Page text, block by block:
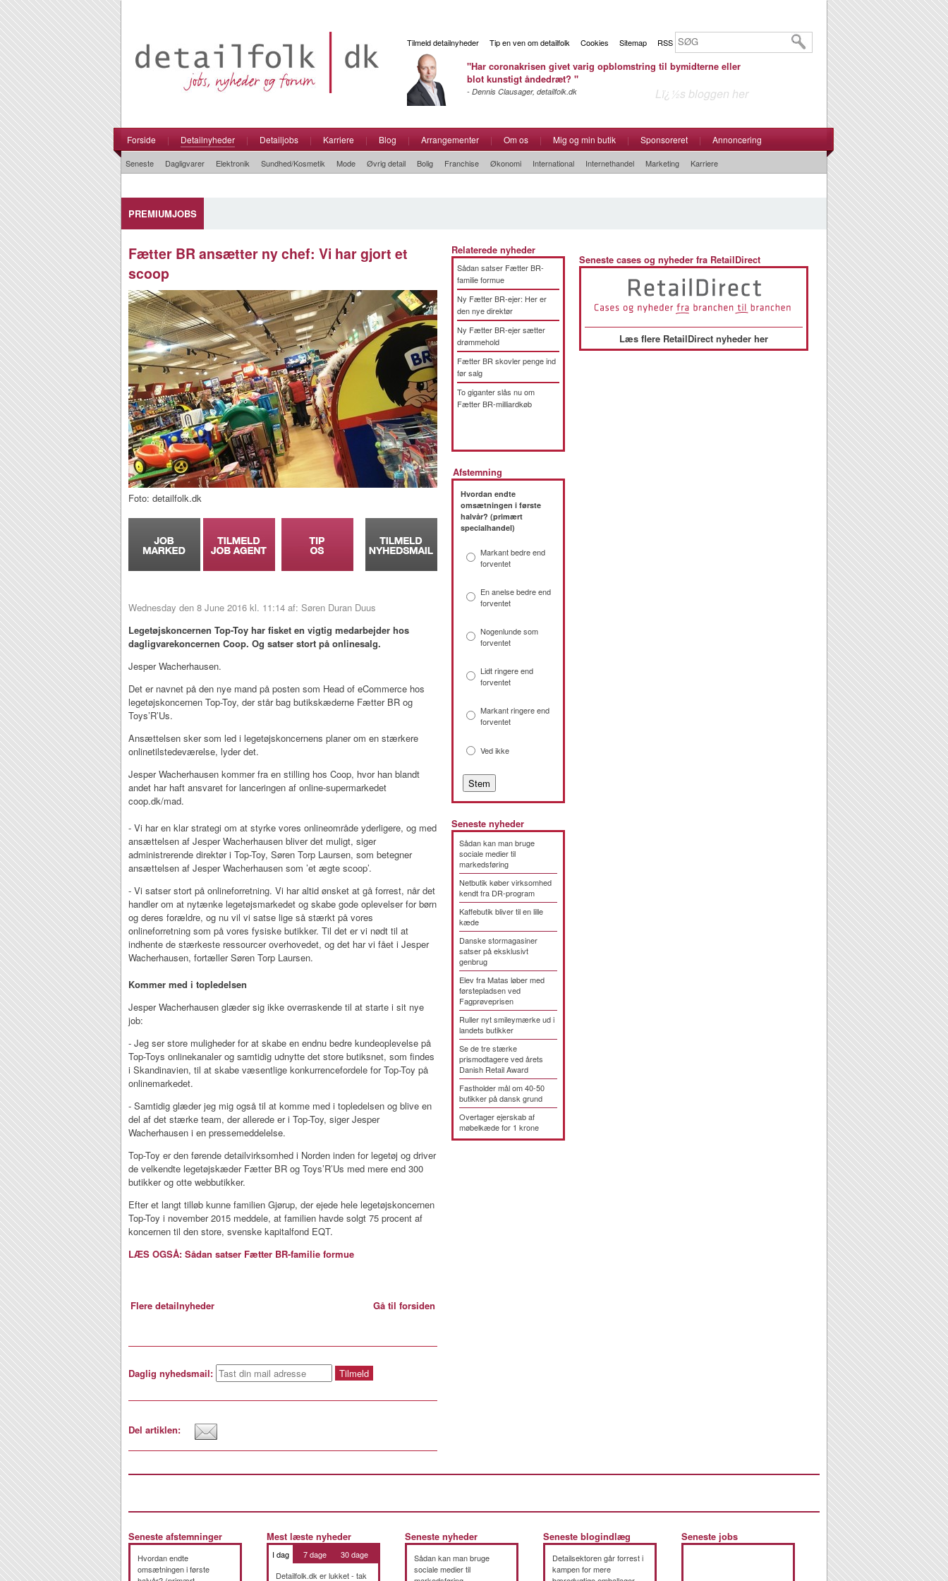
Tilmeld detailnyheder Tip en ven om detailfolk Cookies Sitemap RSS
"Har coronakrisen givet varig opblomstring til bymidterne eller
blot kunstigt åndedræt? "
- Dennis Clausager, detailfolk.dk Lï¿½s bloggen her
Forside | Detailnyheder | Detailjobs | Karriere | Blog | Arrangementer | Om os | Mig og min butik | Sponsoreret | Annoncering
Seneste Dagligvarer Elektronik Sundhed/Kosmetik Mode Øvrig detail Bolig Franchise Økonomi International Internethandel Marketing Karriere
PREMIUMJOBS
Fætter BR ansætter ny chef: Vi har gjort et
scoop
Foto: detailfolk.dk
Wednesday den 8 June 2016 kl. 11:14 af: Søren Duran Duus
Legetøjskoncernen Top-Toy har fisket en vigtig medarbejder hos
dagligvarekoncernen Coop. Og satser stort på onlinesalg.
Jesper Wacherhausen.
Det er navnet på den nye mand på posten som Head of eCommerce hos
legetøjskoncernen Top-Toy, der står bag butikskæderne Fætter BR og
Toys’R’Us.
Ansættelsen sker som led i legetøjskoncernens planer om en stærkere
onlinetilstedeværelse, lyder det.
Jesper Wacherhausen kommer fra en stilling hos Coop, hvor han blandt
andet har haft ansvaret for lanceringen af online-supermarkedet
coop.dk/mad.
- Vi har en klar strategi om at styrke vores onlineområde yderligere, og med
ansættelsen af Jesper Wacherhausen bliver det muligt, siger
administrerende direktør i Top-Toy, Søren Torp Laursen, som betegner
ansættelsen af Jesper Wacherhausen som ’et ægte scoop’.
- Vi satser stort på onlineforretning. Vi har altid ønsket at gå forrest, når det
handler om at nytænke legetøjsmarkedet og skabe gode oplevelser for børn
og deres forældre, og nu vil vi satse lige så stærkt på vores
onlineforretning som på vores fysiske butikker. Til det er vi nødt til at
indhente de stærkeste ressourcer overhovedet, og det har vi fået i Jesper
Wacherhausen, fortæller Søren Torp Laursen.
Kommer med i topledelsen
Jesper Wacherhausen glæder sig ikke overraskende til at starte i sit nye
job:
- Jeg ser store muligheder for at skabe en endnu bedre kundeoplevelse på
Top-Toys onlinekanaler og samtidig udnytte det store butiksnet, som findes
i Skandinavien, til at skabe væsentlige konkurrencefordele for Top-Toy på
onlinemarkedet.
- Samtidig glæder jeg mig også til at komme med i topledelsen og blive en
del af det stærke team, der allerede er i Top-Toy, siger Jesper
Wacherhausen i en pressemeddelelse.
Top-Toy er den førende detailvirksomhed i Norden inden for legetøj og driver
de velkendte legetøjskæder Fætter BR og Toys’R’Us med mere end 300
butikker og otte webbutikker.
Efter et langt tilløb kunne familien Gjørup, der ejede hele legetøjskoncernen
Top-Toy i november 2015 meddele, at familien havde solgt 75 procent af
koncernen til den store, svenske kapitalfond EQT.
LÆS OGSÅ: Sådan satser Fætter BR-familie formue
Flere detailnyheder Gå til forsiden
Daglig nyhedsmail:
Del artiklen:
Relaterede nyheder
Sådan satser Fætter BR-
familie formue
Ny Fætter BR-ejer: Her er
den nye direktør
Ny Fætter BR-ejer sætter
drømmehold
Fætter BR skovler penge ind
før salg
To giganter slås nu om
Fætter BR-milliardkøb
Afstemning
Hvordan endte
omsætningen i første
halvår? (primært
specialhandel)
Markant bedre end
forventet
En anelse bedre end
forventet
Nogenlunde som
forventet
Lidt ringere end
forventet
Markant ringere end
forventet
Ved ikke
Seneste nyheder
Sådan kan man bruge
sociale medier til
markedsføring
Netbutik køber virksomhed
kendt fra DR-program
Kaffebutik bliver til en lille
kæde
Danske stormagasiner
satser på eksklusivt
genbrug
Elev fra Matas løber med
førstepladsen ved
Fagprøveprisen
Ruller nyt smileymærke ud i
landets butikker
Se de tre stærke
prismodtagere ved årets
Danish Retail Award
Fastholder mål om 40-50
butikker på dansk grund
Overtager ejerskab af
møbelkæde for 1 krone
Seneste cases og nyheder fra RetailDirect
Læs flere RetailDirect nyheder her
Seneste afstemninger
Hvordan endte
omsætningen i første
Mest læste nyheder
I dag 7 dage
30 dage
Detailfolk.dk er lukket - tak
Seneste nyheder
Sådan kan man bruge
sociale medier til
Seneste blogindlæg
Detailsektoren går forrest i
kampen for mere
Seneste jobs